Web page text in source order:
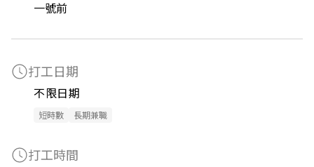
一號前
打工日期
不限日期
短時數 長期兼職
打工時間